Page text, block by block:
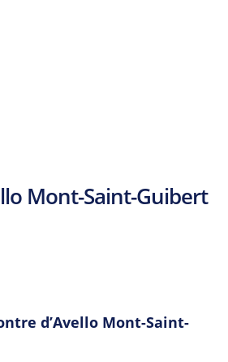
Mont-Saint-Guibert
d’Avello Mont-Saint-